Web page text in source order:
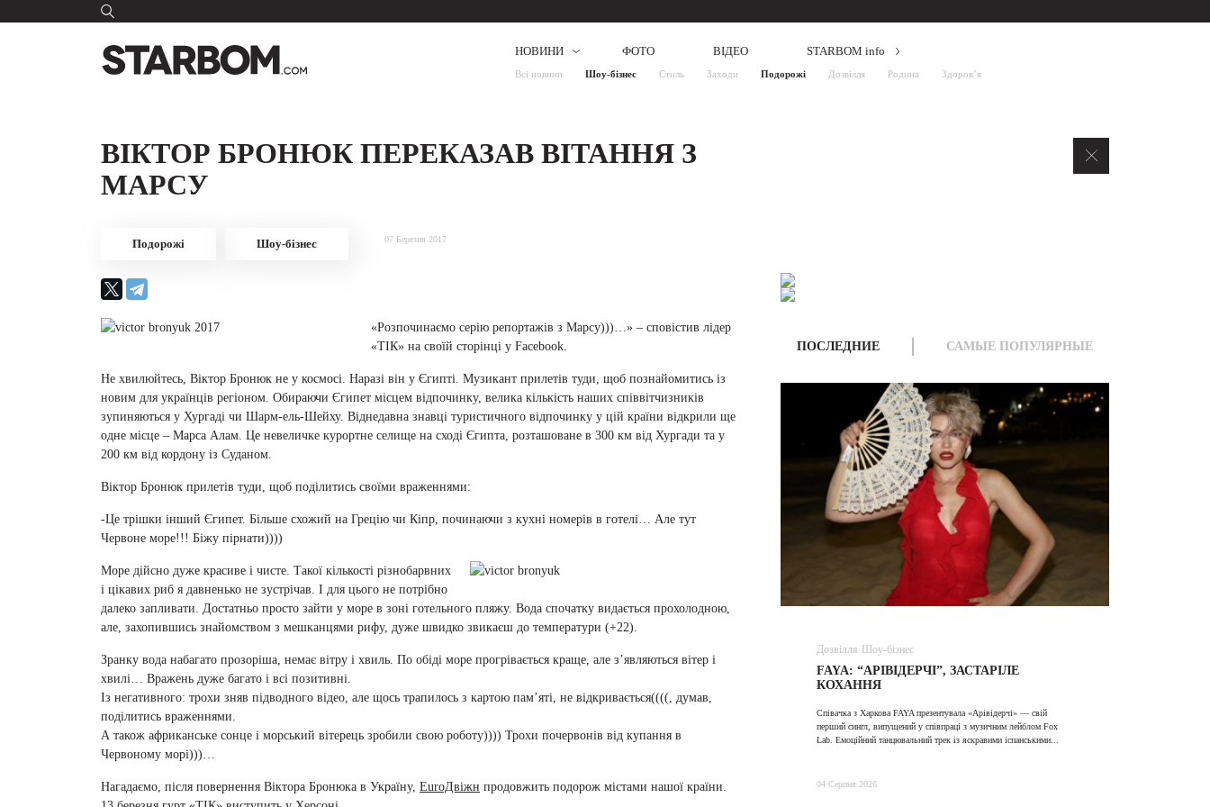
НОВИНИ
Всі новини Шоу-бізнес Стиль Заходи Подорожі Дозвілля Родина Здоров’я
ФОТО ВІДЕО STARBOM info
ВІКТОР БРОНЮК ПЕРЕКАЗАВ ВІТАННЯ З
МАРСУ
Подорожі Шоу-бізнес 07 Березня 2017
«Розпочинаємо серію репортажів з Марсу)))…» – сповістив лідер
«ТІК» на своїй сторінці у Facebook.
Не хвилюйтесь, Віктор Бронюк не у космосі. Наразі він у Єгипті. Музикант прилетів туди, щоб познайомитись із
новим для українців регіоном. Обираючи Єгипет місцем відпочинку, велика кількість наших співвітчизників
зупиняються у Хургаді чи Шарм-ель-Шейху. Віднедавна знавці туристичного відпочинку у цій країни відкрили ще
одне місце – Марса Алам. Це невеличке курортне селище на сході Єгипта, розташоване в 300 км від Хургади та у
200 км від кордону із Суданом.
Віктор Бронюк прилетів туди, щоб поділитись своїми враженнями:
-Це трішки інший Єгипет. Більше схожий на Грецію чи Кіпр, починаючи з кухні номерів в готелі… Але тут
Червоне море!!! Біжу пірнати))))
Море дійсно дуже красиве і чисте. Такої кількості різнобарвних
і цікавих риб я давненько не зустрічав. І для цього не потрібно
далеко запливати. Достатньо просто зайти у море в зоні готельного пляжу. Вода спочатку видається прохолодною,
але, захопившись знайомством з мешканцями рифу, дуже швидко звикаєш до температури (+22).
Зранку вода набагато прозоріша, немає вітру і хвиль. По обіді море прогрівається краще, але з’являються вітер і
хвилі… Вражень дуже багато і всі позитивні.
Із негативного: трохи зняв підводного відео, але щось трапилось з картою пам’яті, не відкривається((((, думав,
поділитись враженнями.
А також африканське сонце і морський вітерець зробили свою роботу)))) Трохи почервонів від купання в
Червоному морі)))…
Нагадаємо, після повернення Віктора Бронюка в Україну, EuroДвіжн продовжить подорож містами нашої країни.
ПОСЛЕДНИЕ САМЫЕ ПОПУЛЯРНЫЕ
Дозвілля Шоу-бізнес
FAYA: “АРІВІДЕРЧІ”, ЗАСТАРІЛЕ
КОХАННЯ
Співачка з Харкова FAYA презентувала «Арівідерчі» — свій
перший сингл, випущений у співпраці з музичним лейблом Fox
Lab. Емоційний танцювальний трек із яскравими іспанськими...
04 Серпня 2026